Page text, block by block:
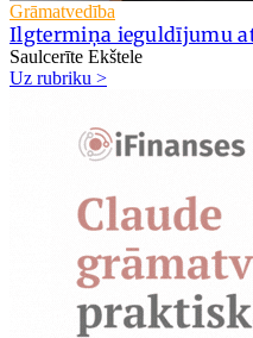
Grāmatvedība
Ilgtermiņa ieguldījumu
Saulcerīte Ekštele
Uz rubriku >